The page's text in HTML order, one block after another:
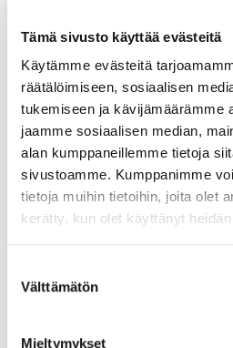
Tämä sivusto käyttää evästeitä
Käytämme evästeitä
räätälöimiseen, sosiaalisen
tukemiseen ja kävijämäärämme
jaamme sosiaalisen median,
alan kumppaneillemme tietoja
sivustoamme. Kumppanimme
tietoja muihin tietoihin, joita olet
kerätty, kun olet käyttänyt
valinta
Välttämätön
Mieltymykset
Lähtöhinta:30 €